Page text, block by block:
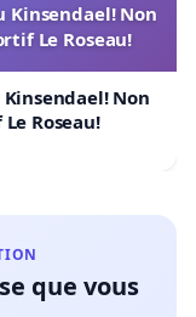
Kinsendael! Non
Le Roseau!
Non
Roseau!
que vous